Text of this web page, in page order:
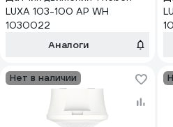
LUXA 103-100 AP WH
1030022
Аналоги
Нет в наличии